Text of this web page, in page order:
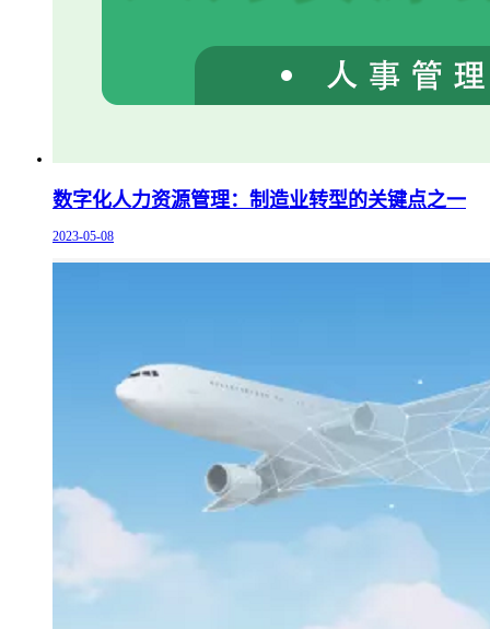
数字化人力资源管理：制造业转型的关键点之一
2023-05-08